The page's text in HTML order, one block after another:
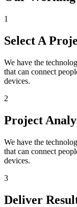
1
Select A
We have the
that can connect
devices.
2
Project
We have the
that can connect
devices.
3
Deliver